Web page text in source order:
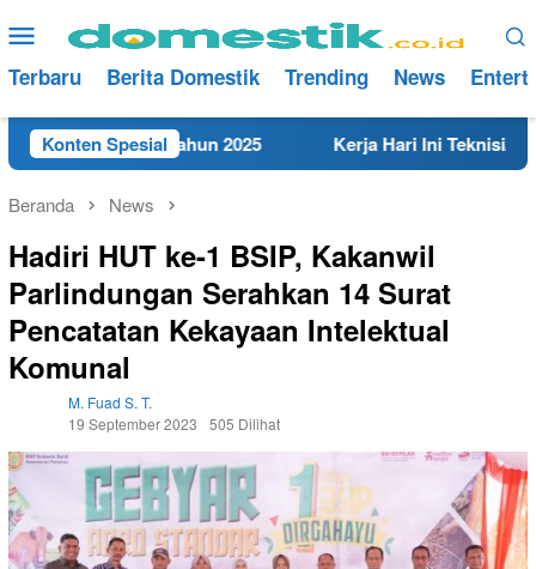
ke
konten
Menu
Mobile
Terbaru Berita Domestik Trending News
Konten Spesial
Rembang Tahun 2025 Kerja Hari Ini Teknisi/
Beranda News
Hadiri HUT ke-1 BSIP, Kakanwil
Parlindungan Serahkan 14 Surat
Pencatatan Kekayaan Intelektual
Komunal
M. Fuad S. T.
19 September 2023
505 Dilihat